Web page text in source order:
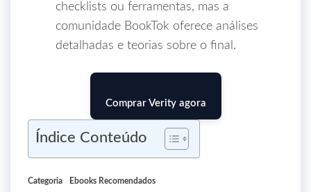
checklists ou ferramentas, mas a
comunidade BookTok oferece análises
detalhadas e teorias sobre o final.
Comprar Verity agora
Índice Conteúdo
Categoria Ebooks Recomendados